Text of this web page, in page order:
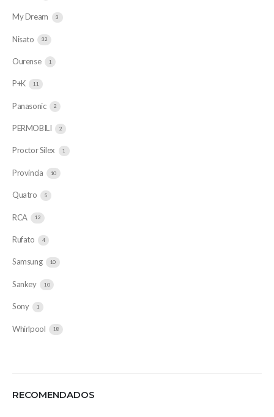
My Dream 3
Nisato 32
Ourense 1
P+K 11
Panasonic 2
PERMOBILI 2
Proctor Silex 1
Provincia 10
Quatro 5
RCA 12
Rufato 4
Samsung 10
Sankey 10
Sony 1
Whirlpool 18
RECOMENDADOS